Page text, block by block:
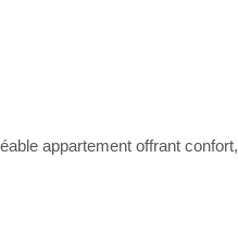
appartement offrant confort,